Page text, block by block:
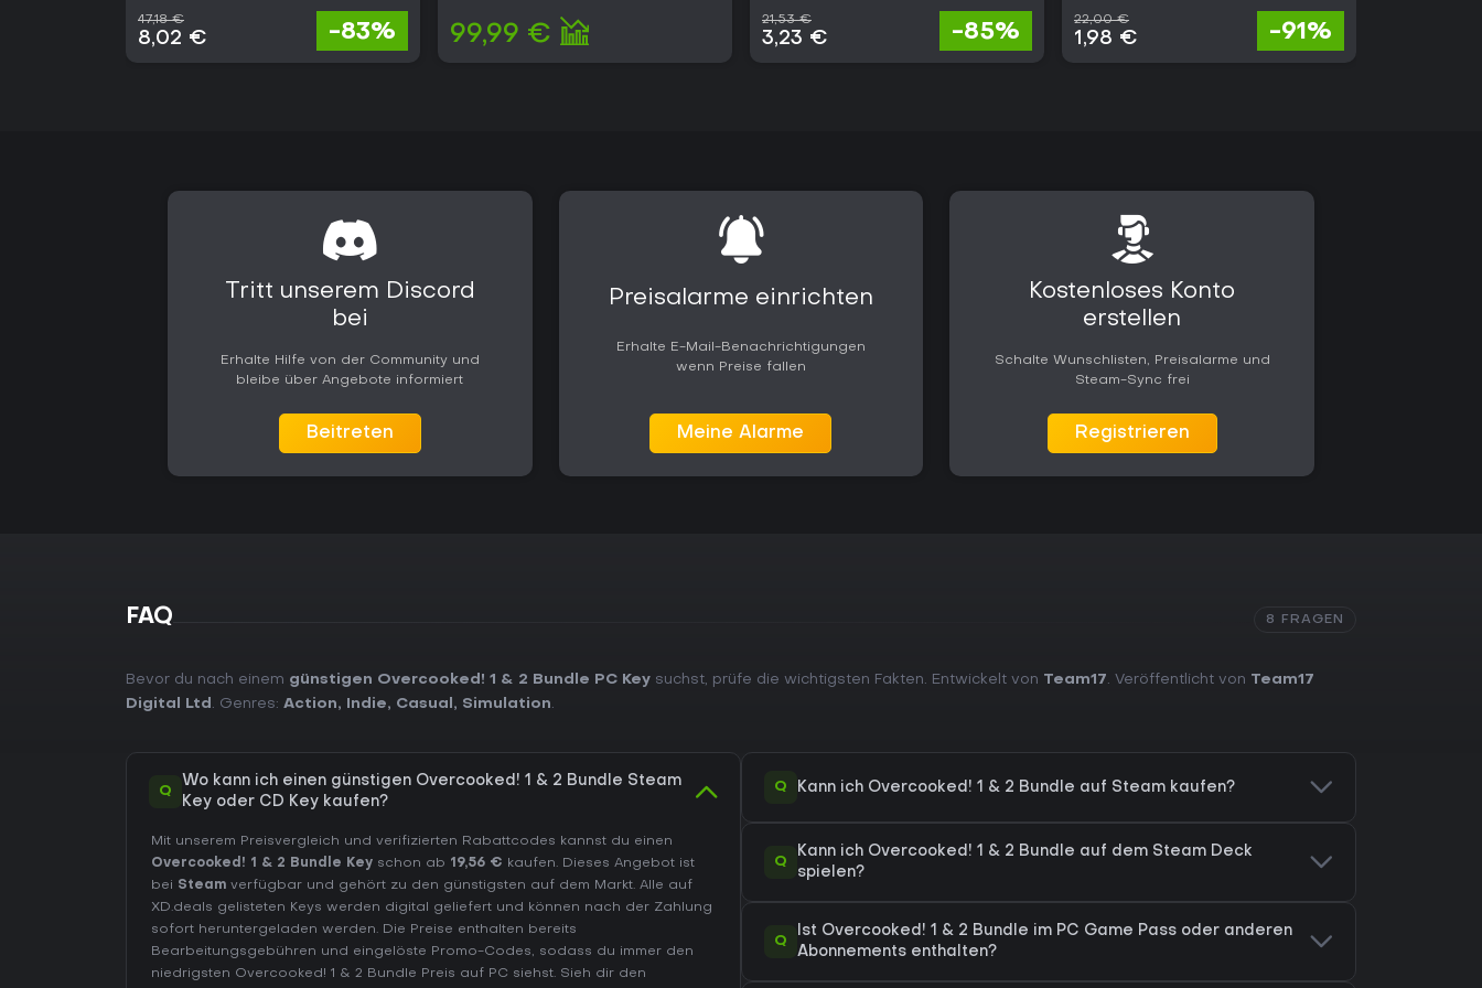
47,18 €
8,02 € -83% 99,99 €
21,53 €
3,23 € -85%
22,00 €
1,98 € -91%
Tritt unserem Discord
bei
Erhalte Hilfe von der Community und
bleibe über Angebote informiert
Beitreten
Preisalarme einrichten
Erhalte E-Mail-Benachrichtigungen
wenn Preise fallen
Meine Alarme
Kostenloses Konto
erstellen
Schalte Wunschlisten, Preisalarme und
Steam-Sync frei
Registrieren
FAQ 8 FRAGEN
Bevor du nach einem günstigen Overcooked! 1 & 2 Bundle PC Key suchst, prüfe die wichtigsten Fakten. Entwickelt von Team17. Veröffentlicht von Team17
Digital Ltd . Genres: Action, Indie, Casual , Simulation.
Q
Wo kann ich einen günstigen Overcooked! 1 & 2 Bundle Steam
Key oder CD Key kaufen?
Mit unserem Preisvergleich und verifizierten Rabattcodes kannst du einen
Overcooked! 1 & 2 Bundle Key schon ab 19,56 € kaufen. Dieses Angebot ist
bei Steam verfügbar und gehört zu den günstigsten auf dem Markt. Alle auf
XD.deals gelisteten Keys werden digital geliefert und können nach der Zahlung
sofort heruntergeladen werden. Die Preise enthalten bereits
Bearbeitungsgebühren und eingelöste Promo-Codes, sodass du immer den
niedrigsten Overcooked! 1 & 2 Bundle Preis auf PC siehst. Sieh dir den
Q Kann ich Overcooked! 1 & 2 Bundle auf Steam kaufen?
Q
Kann ich Overcooked! 1 & 2 Bundle auf dem Steam Deck
spielen?
Q
Ist Overcooked! 1 & 2 Bundle im PC Game Pass oder anderen
Abonnements enthalten?